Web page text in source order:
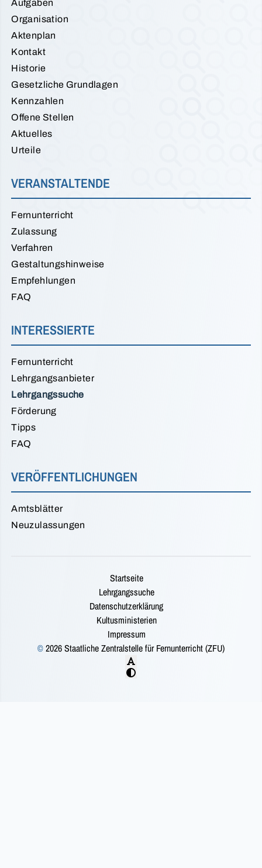
Aufgaben
Organisation
Aktenplan
Kontakt
Historie
Gesetzliche Grundlagen
Kennzahlen
Offene Stellen
Aktuelles
Urteile
VERANSTALTENDE
Fernunterricht
Zulassung
Verfahren
Gestaltungshinweise
Empfehlungen
FAQ
INTERESSIERTE
Fernunterricht
Lehrgangsanbieter
Lehrgangssuche
Förderung
Tipps
FAQ
VERÖFFENTLICHUNGEN
Amtsblätter
Neuzulassungen
Startseite
Lehrgangssuche
Datenschutzerklärung
Kultusministerien
Impressum
©2026 Staatliche Zentralstelle für Fernunterricht (ZFU)